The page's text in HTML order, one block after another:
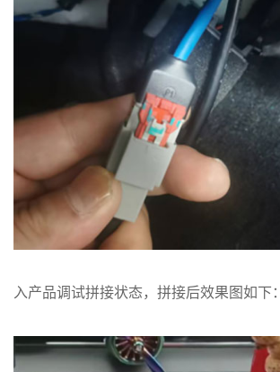
入产品调试拼接状态，拼接后效果图如下：